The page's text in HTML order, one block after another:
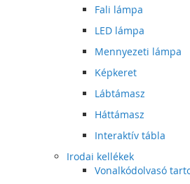
Fali lámpa
LED lámpa
Mennyezeti lámpa
Képkeret
Lábtámasz
Háttámasz
Interaktív tábla
Irodai kellékek
Vonalkódolvasó